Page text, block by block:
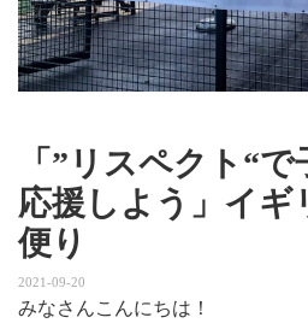
「”リスペクト“
応援しよう」イギ
便り
2021-09-20
みなさんこんにちは！